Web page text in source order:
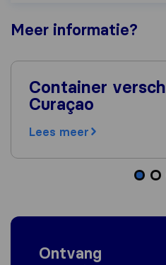
Meer informatie?
Container
Curaçao
Lees meer
Ontvang